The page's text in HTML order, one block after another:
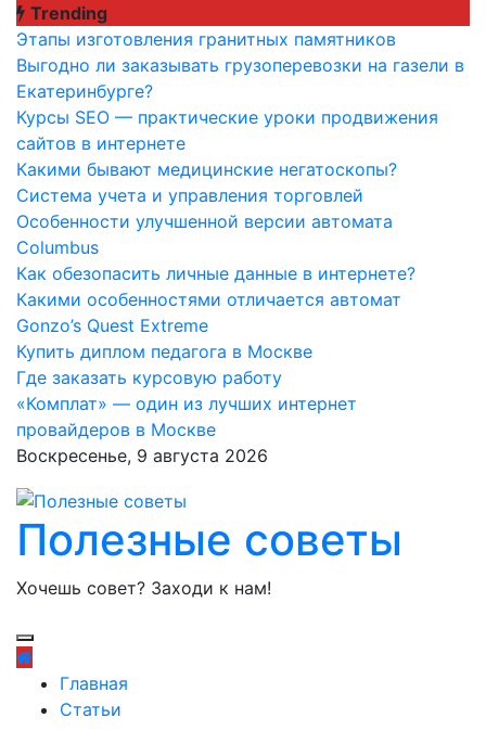
Перейти
содержимому
Trending
Этапы изготовления гранитных памятников
Выгодно ли заказывать грузоперевозки на газели в
Екатеринбурге?
Курсы SEO — практические уроки продвижения
сайтов в интернете
Какими бывают медицинские негатоскопы?
Система учета и управления торговлей
Особенности улучшенной версии автомата
Columbus
Как обезопасить личные данные в интернете?
Какими особенностями отличается автомат
Gonzo’s Quest Extreme
Купить диплом педагога в Москве
Где заказать курсовую работу
«Комплат» — один из лучших интернет
провайдеров в Москве
Воскресенье, 9 августа 2026
Полезные советы
Хочешь совет? Заходи к нам!
Главная
Статьи